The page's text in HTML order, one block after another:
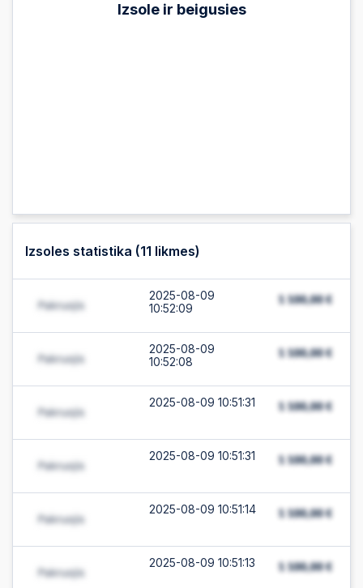
Izsole ir beigusies
Izsoles statistika (11 likmes)
2025-08-09
10:52:09
2025-08-09
10:52:08
2025-08-09 10:51:31
2025-08-09 10:51:31
2025-08-09 10:51:14
2025-08-09 10:51:13